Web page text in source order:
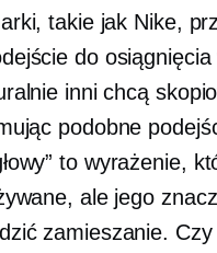
takie jak Nike,
do osiągnięcia
inni chcą
podobne
to wyrażenie,
ale jego
zamieszanie.